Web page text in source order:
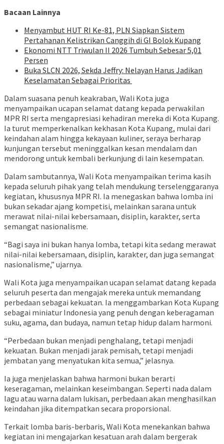
Bacaan Lainnya
Menyambut HUT RI Ke-81, PLN Siapkan Sistem
Pertahanan Kelistrikan Canggih di GI Bolok Kupang
Ekonomi NTT Triwulan II 2026 Tumbuh Sebesar 5,01
Persen
Buka SLCN 2026, Sekda Jeffry: Nelayan Harus Jadikan
Keselamatan Sebagai Prioritas
Dalam suasana penuh keakraban, Wali Kota juga
menyampaikan ucapan selamat datang kepada perwakilan
MPR RI serta mengapresiasi kehadiran mereka di Kota Kupang.
Ia turut memperkenalkan kekhasan Kota Kupang, mulai dari
keindahan alam hingga kekayaan kuliner, seraya berharap
kunjungan tersebut meninggalkan kesan mendalam dan
mendorong untuk kembali berkunjung di lain kesempatan.
Dalam sambutannya, Wali Kota menyampaikan terima kasih
kepada seluruh pihak yang telah mendukung terselenggaranya
kegiatan, khususnya MPR RI. Ia menegaskan bahwa lomba ini
bukan sekadar ajang kompetisi, melainkan sarana untuk
merawat nilai-nilai kebersamaan, disiplin, karakter, serta
semangat nasionalisme.
“Bagi saya ini bukan hanya lomba, tetapi kita sedang merawat
nilai-nilai kebersamaan, disiplin, karakter, dan juga semangat
nasionalisme,” ujarnya.
Wali Kota juga menyampaikan ucapan selamat datang kepada
seluruh peserta dan mengajak mereka untuk memandang
perbedaan sebagai kekuatan. Ia menggambarkan Kota Kupang
sebagai miniatur Indonesia yang penuh dengan keberagaman
suku, agama, dan budaya, namun tetap hidup dalam harmoni.
“Perbedaan bukan menjadi penghalang, tetapi menjadi
kekuatan. Bukan menjadi jarak pemisah, tetapi menjadi
jembatan yang menyatukan kita semua,” jelasnya.
Ia juga menjelaskan bahwa harmoni bukan berarti
keseragaman, melainkan keseimbangan. Seperti nada dalam
lagu atau warna dalam lukisan, perbedaan akan menghasilkan
keindahan jika ditempatkan secara proporsional.
Terkait lomba baris-berbaris, Wali Kota menekankan bahwa
kegiatan ini mengajarkan kesatuan arah dalam bergerak